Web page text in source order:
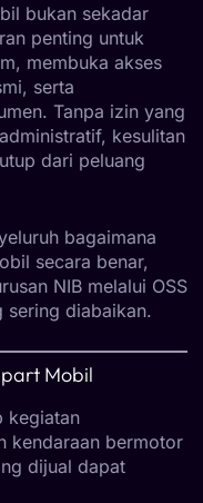
bukan sekadar
penting untuk
membuka akses
serta
Tanpa izin yang
kesulitan
dari peluang
bagaimana
secara benar,
NIB melalui OSS
sering diabaikan.
Mobil
kegiatan
kendaraan bermotor
dijual dapat